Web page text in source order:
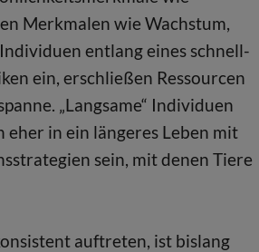
Merkmalen wie Wachstum,
entlang eines schnell-
ein, erschließen Ressourcen
„Langsame“ Individuen
in ein längeres Leben mit
sein, mit denen Tiere
auftreten, ist bislang